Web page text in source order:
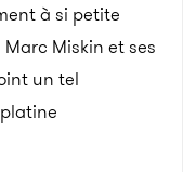
à si petite
Miskin et ses
un tel